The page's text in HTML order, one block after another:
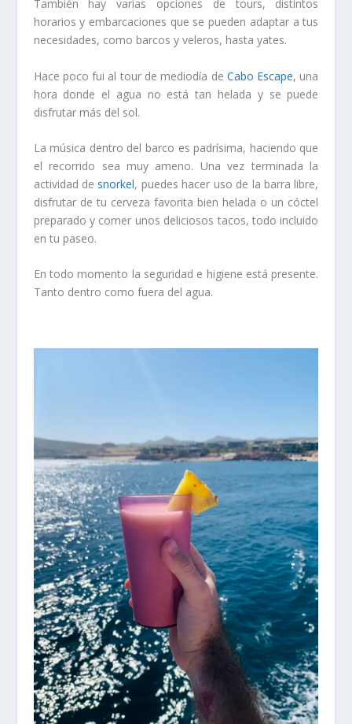
También hay varias opciones de tours, distintos
horarios y embarcaciones que se pueden adaptar a tus
necesidades, como barcos y veleros, hasta yates.
Hace poco fui al tour de mediodía de Cabo Escape, una
hora donde el agua no está tan helada y se puede
disfrutar más del sol.
La música dentro del barco es padrísima, haciendo que
el recorrido sea muy ameno. Una vez terminada la
actividad de snorkel, puedes hacer uso de la barra libre,
disfrutar de tu cerveza favorita bien helada o un cóctel
preparado y comer unos deliciosos tacos, todo incluido
en tu paseo.
En todo momento la seguridad e higiene está presente.
Tanto dentro como fuera del agua.